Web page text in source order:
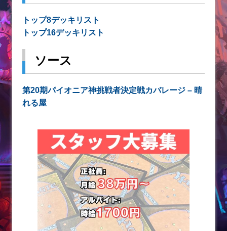
トップ8デッキリスト
トップ16デッキリスト
ソース
第20期パイオニア神挑戦者決定戦カバレージ – 晴
れる屋